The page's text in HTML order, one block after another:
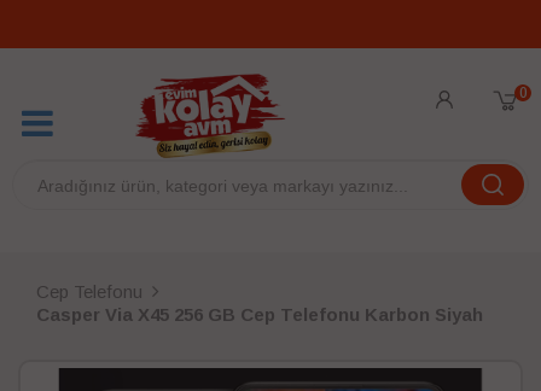
0
Cep Telefonu
Casper Via X45 256 GB Cep Telefonu Karbon Siyah